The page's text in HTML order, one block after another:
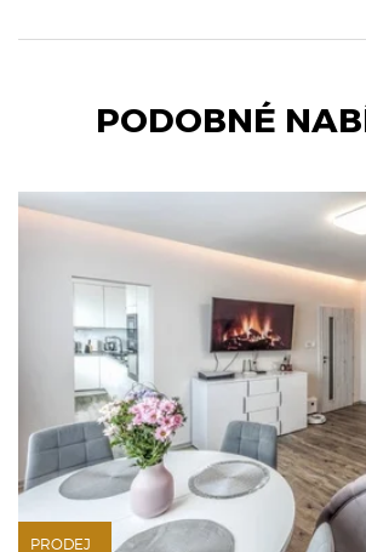
PODOBNÉ
PRODEJ